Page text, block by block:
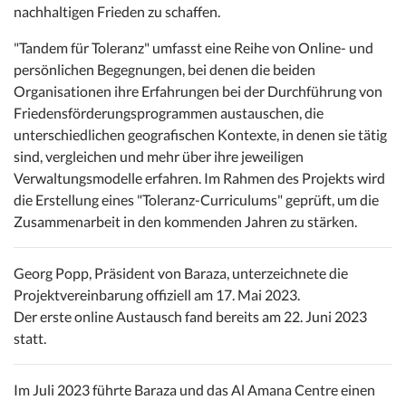
nachhaltigen Frieden zu schaffen.
"Tandem für Toleranz" umfasst eine Reihe von Online- und
persönlichen Begegnungen, bei denen die beiden
Organisationen ihre Erfahrungen bei der Durchführung von
Friedensförderungsprogrammen austauschen, die
unterschiedlichen geografischen Kontexte, in denen sie tätig
sind, vergleichen und mehr über ihre jeweiligen
Verwaltungsmodelle erfahren. Im Rahmen des Projekts wird
die Erstellung eines "Toleranz-Curriculums" geprüft, um die
Zusammenarbeit in den kommenden Jahren zu stärken.
Georg Popp, Präsident von Baraza, unterzeichnete die
Projektvereinbarung offiziell am 17. Mai 2023.
Der erste online Austausch fand bereits am 22. Juni 2023
statt.
Im Juli 2023 führte Baraza und das Al Amana Centre einen